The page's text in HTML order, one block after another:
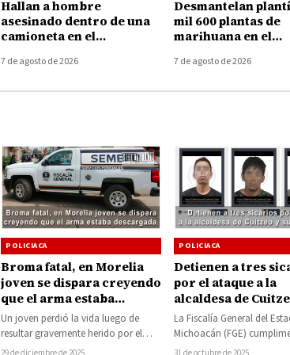
Hallan a hombre
asesinado dentro de una
camioneta en el
Uruapan
7 de agosto de 2026
Desmantelan
mil 600 plantas de
marihuana en el
7 de agosto de 2026
POLICIACA
Broma fatal, en Morelia
joven se dispara creyendo
que el arma estaba
descargada
Un joven perdió la vida luego de
resultar gravemente herido por el
disparo de un arma de fuego…
POLICIACA
Detienen a tres
por el ataque a la
alcaldesa de
escoltas
La Fiscalía General del
Michoacán (FGE)
de aprehensión en contra